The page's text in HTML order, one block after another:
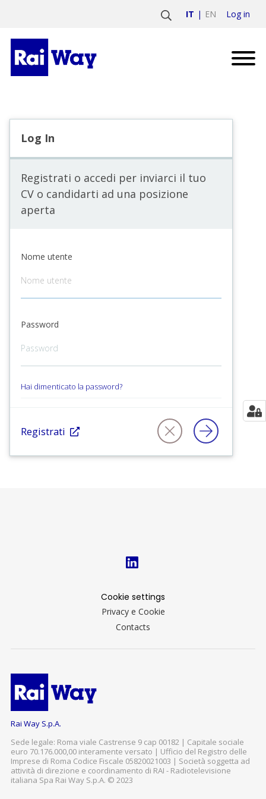
IT EN Log in
Log In
Registrati o accedi per inviarci il tuo
CV o candidarti ad una posizione
aperta
Nome utente
Password
Hai dimenticato la password?
Registrati
Cookie settings
Privacy e Cookie
Contacts
Rai Way S.p.A.
Sede legale: Roma viale Castrense 9 cap 00182 | Capitale sociale
euro 70.176.000,00 interamente versato | Ufficio del Registro delle
Imprese di Roma Codice Fiscale 05820021003 | Società soggetta ad
attività di direzione e coordinamento di RAI - Radiotelevisione
italiana Spa Rai Way S.p.A. © 2023